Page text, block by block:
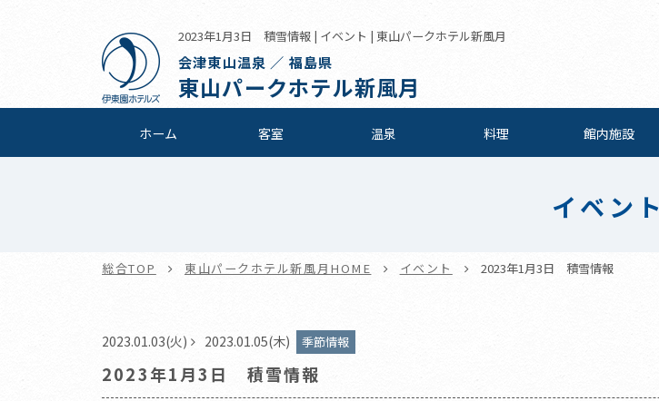
2023年1月3日 積雪情報 | イベント | 東山パークホテル新風月
会津東山温泉 ／ 福島県
東山パークホテル新風月
ホーム 客室 温泉 料理 館内施設
イベント
総合TOP 東山パークホテル新風月HOME イベント 2023年1月3日 積雪情報
2023.01.03(火) 2023.01.05(木) 季節情報
2023年1月3日 積雪情報